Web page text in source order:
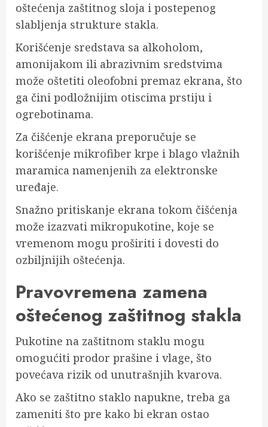
oštećenja zaštitnog sloja i postepenog
slabljenja strukture stakla.
Korišćenje sredstava sa alkoholom,
amonijakom ili abrazivnim sredstvima
može oštetiti oleofobni premaz ekrana, što
ga čini podložnijim otiscima prstiju i
ogrebotinama.
Za čišćenje ekrana preporučuje se
korišćenje mikrofiber krpe i blago vlažnih
maramica namenjenih za elektronske
uređaje.
Snažno pritiskanje ekrana tokom čišćenja
može izazvati mikropukotine, koje se
vremenom mogu proširiti i dovesti do
ozbiljnijih oštećenja.
Pravovremena zamena
oštećenog zaštitnog stakla
Pukotine na zaštitnom staklu mogu
omogućiti prodor prašine i vlage, što
povećava rizik od unutrašnjih kvarova.
Ako se zaštitno staklo napukne, treba ga
zameniti što pre kako bi ekran ostao